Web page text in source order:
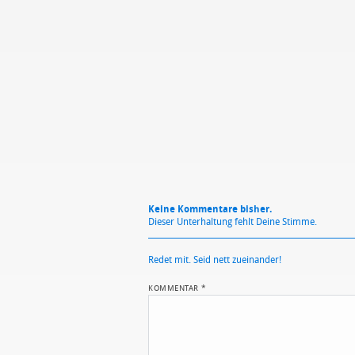
Keine Kommentare bisher.
Dieser Unterhaltung fehlt Deine Stimme.
Redet mit. Seid nett zueinander!
KOMMENTAR *